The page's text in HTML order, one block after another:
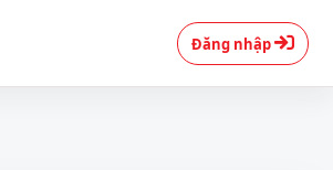
Đăng nhập